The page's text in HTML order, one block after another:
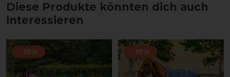
Diese Produkte könnten dich auch
interessieren
-10% -10%